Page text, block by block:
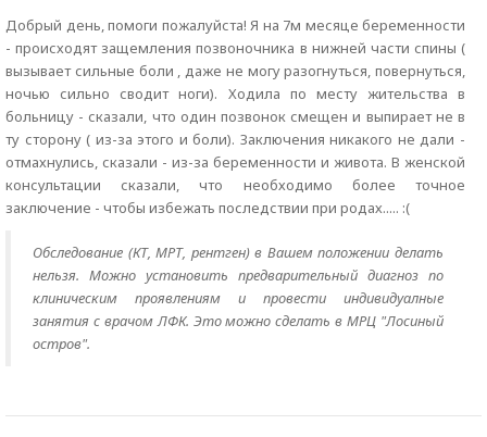
Добрый день, помоги пожалуйста! Я на 7м месяце беременности
- происходят защемления позвоночника в нижней части спины (
вызывает сильные боли , даже не могу разогнуться, повернуться,
ночью сильно сводит ноги). Ходила по месту жительства в
больницу - сказали, что один позвонок смещен и выпирает не в
ту сторону ( из-за этого и боли). Заключения никакого не дали -
отмахнулись, сказали - из-за беременности и живота. В женской
консультации сказали, что необходимо более точное
заключение - чтобы избежать последствии при родах..... :(
Обследование (КТ, МРТ, рентген) в Вашем положении делать
нельзя. Можно установить предварительный диагноз по
клиническим проявлениям и провести индивидуалные
занятия с врачом ЛФК. Это можно сделать в МРЦ "Лосиный
остров".